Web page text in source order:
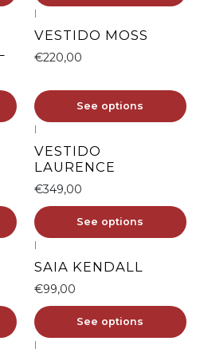
|
VESTIDO MOSS
€220,00
See options
|
VESTIDO
LAURENCE
€349,00
See options
|
SAIA KENDALL
€99,00
See options
|